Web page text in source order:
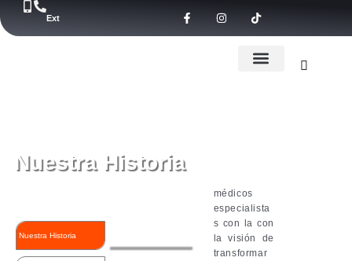
al
Ext
F
a
c
I
n
s
T
i
k
o
k
Nuestra Historia​
Nuestra Historia
médicos
especialista
s con la con
la visión de
transformar